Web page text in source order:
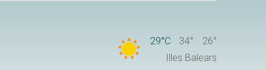
29°C 34°
26°
Illes Balears